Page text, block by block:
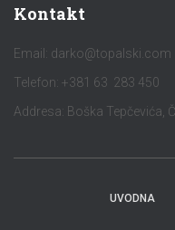
Kontakt
Email: darko@topalski.com
Telefon: +381 63 283 450
Addresa: Boška Tepčevića,
UVODNA